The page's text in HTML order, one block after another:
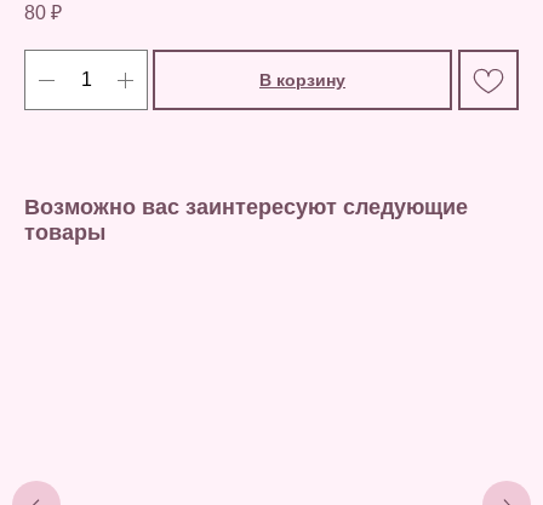
80 ₽
В корзину
Возможно вас заинтересуют следующие
товары